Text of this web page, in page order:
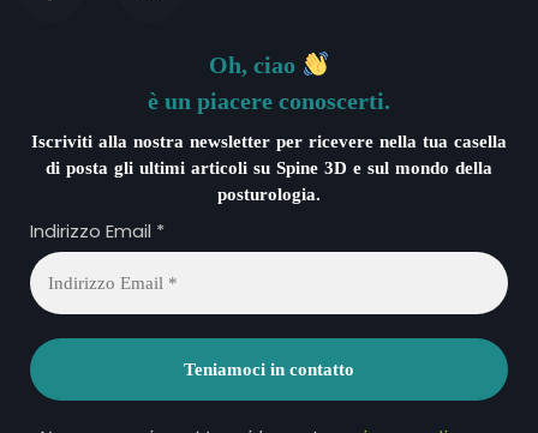
Oh, ciao
è un piacere conoscerti.
Iscriviti alla nostra newsletter per ricevere nella tua casella
di posta gli ultimi articoli su Spine 3D e sul mondo della
posturologia.
Indirizzo Email *